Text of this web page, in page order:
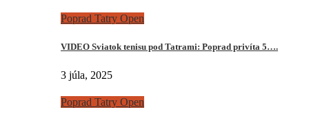
Poprad Tatry Open
VIDEO Sviatok tenisu pod Tatrami: Poprad privíta 5….
3 júla, 2025
Poprad Tatry Open